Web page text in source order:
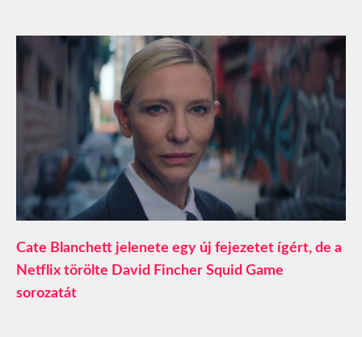
Cate Blanchett jelenete egy új fejezetet ígért, de a
Netflix törölte David Fincher Squid Game
sorozatát